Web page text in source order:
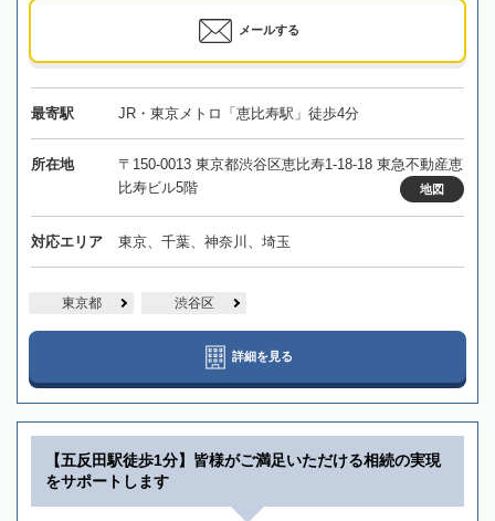
メールする
最寄駅 JR・東京メトロ「恵比寿駅」徒歩4分
所在地
〒150-0013 東京都渋谷区恵比寿1-18-18 東急不動産恵
比寿ビル5階
地図
対応エリア 東京、千葉、神奈川、埼玉
東京都 渋谷区
詳細を見る
【五反田駅徒歩1分】皆様がご満足いただける相続の実現
をサポートします